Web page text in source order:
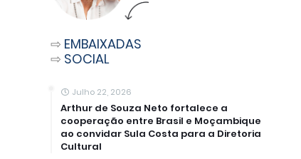
⇨ EMBAIXADAS
⇨ SOCIAL
Julho 22, 2026
Arthur de Souza Neto fortalece a
cooperação entre Brasil e Moçambique
ao convidar Sula Costa para a Diretoria
Cultural